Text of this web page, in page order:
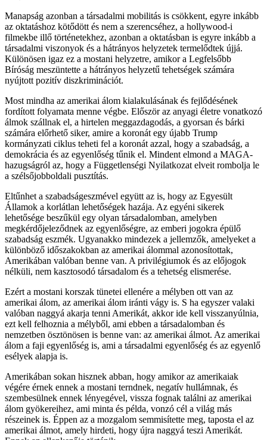
Manapság azonban a társadalmi mobilitás is csökkent, egyre inkább
az oktatáshoz kötődött és nem a szerencséhez, a hollywood-i
filmekbe illő történetekhez, azonban a oktatásban is egyre inkább a
társadalmi viszonyok és a hátrányos helyzetek termelődtek újjá.
Különösen igaz ez a mostani helyzetre, amikor a Legfelsőbb
Bíróság meszüntette a hátrányos helyzetű tehetségek számára
nyújtott pozitív diszkriminációt.
Most mindha az amerikai álom kialakulásának és fejlődésének
fordított folyamata menne végbe. Először az anyagi életre vonatkozó
álmok szállnak el, a hirtelen meggazdagodás, a gyorsan és bárki
számára előrhető siker, amire a koronát egy újabb Trump
kormányzati ciklus teheti fel a koronát azzal, hogy a szabadság, a
demokrácia és az egyenlőség tűnik el. Mindent elmond a MAGA-
hazugságról az, hogy a Függetlenségi Nyilatkozat elveit rombolja le
a szélsőjobboldali pusztítás.
Eltűnhet a szabadságeszmével együtt az is, hogy az Egyesült
Államok a korlátlan lehetőségek hazája. Az egyéni sikerek
lehetősége beszűkül egy olyan társadalomban, amelyben
megkérdőjeleződnek az egyenlőségre, az emberi jogokra épülő
szabadság eszmék. Ugyanakko mindezek a jellemzők, amelyeket a
különböző időszakokban az amerikai álommal azonosítottak,
Amerikában valóban benne van. A privilégiumok és az előjogok
nélküli, nem kasztosodó társadalom és a tehetség elismerése.
Ezért a mostani korszak tünetei ellenére a mélyben ott van az
amerikai álom, az amerikai álom iránti vágy is. S ha egyszer valaki
valóban naggyá akarja tenni Amerikát, akkor ide kell visszanyúlnia,
ezt kell felhoznia a mélyből, ami ebben a társadalomban és
nemzetben ösztönösen is benne van: az amerikai álmot. Az amerikai
álom a faji egyenlőség is, ami a társadalmi egyenlőség és az egyenlő
esélyek alapja is.
Amerikában sokan hisznek abban, hogy amikor az amerikaiak
végére érnek ennek a mostani terndnek, negatív hullámnak, és
szembesülnek ennek lényegével, vissza fognak találni az amerikai
álom gyökereihez, ami minta és példa, vonzó cél a világ más
részeinek is. Éppen az a mozgalom semmisítette meg, taposta el az
amerikai álmot, amely hirdeti, hogy újra naggyá teszi Amerikát.